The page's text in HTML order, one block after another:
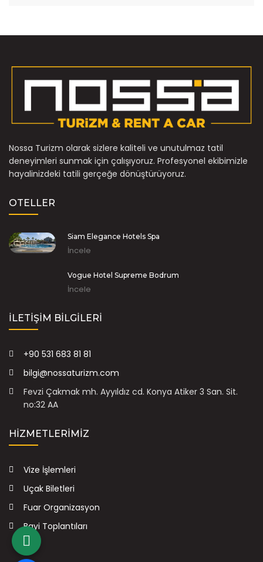
Nossa Turizm olarak sizlere kaliteli ve unutulmaz tatil
deneyimleri sunmak için çalışıyoruz. Profesyonel ekibimizle
hayalinizdeki tatili gerçeğe dönüştürüyoruz.
OTELLER
Siam Elegance Hotels Spa
İncele
Vogue Hotel Supreme Bodrum
İncele
İLETIŞIM BILGILERI
+90 531 683 81 81
bilgi@nossaturizm.com
Fevzi Çakmak mh. Ayyıldız cd. Konya Atiker 3 San. Sit.
no:32 AA
HIZMETLERIMIZ
Vize İşlemleri
Uçak Biletleri
Fuar Organizasyon
Bayi Toplantıları